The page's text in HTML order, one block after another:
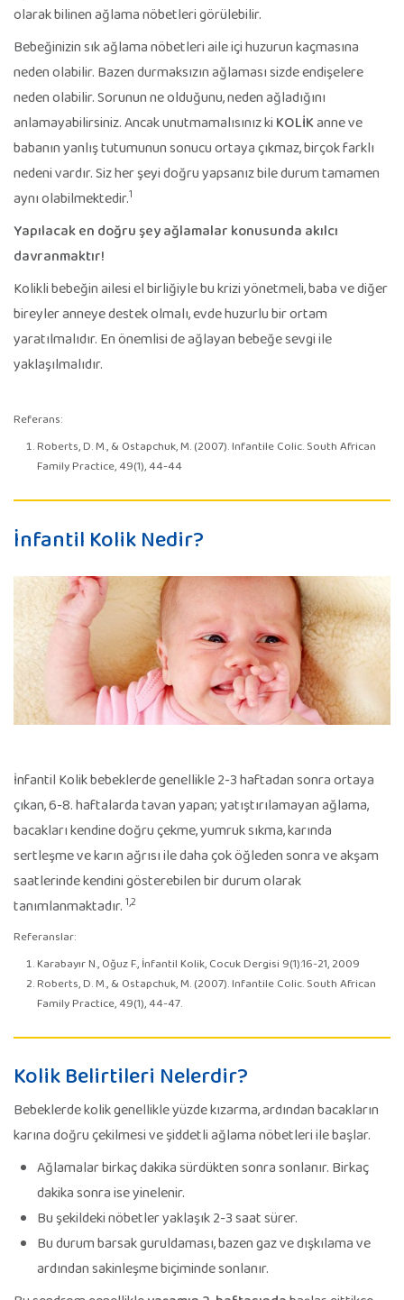
olarak bilinen ağlama nöbetleri görülebilir.
Bebeğinizin sık ağlama nöbetleri aile içi huzurun kaçmasına
neden olabilir. Bazen durmaksızın ağlaması sizde endişelere
neden olabilir. Sorunun ne olduğunu, neden ağladığını
anlamayabilirsiniz. Ancak unutmamalısınız ki KOLİKanne ve
babanın yanlış tutumunun sonucu ortaya çıkmaz, birçok farklı
nedeni vardır. Siz her şeyi doğru yapsanız bile durum tamamen
aynı olabilmektedir.1
Yapılacak en doğru şey ağlamalar konusunda akılcı
davranmaktır!
Kolikli bebeğin ailesi el birliğiyle bu krizi yönetmeli, baba ve diğer
bireyler anneye destek olmalı, evde huzurlu bir ortam
yaratılmalıdır. En önemlisi de ağlayan bebeğe sevgi ile
yaklaşılmalıdır.
Referans:
Roberts, D. M., & Ostapchuk, M. (2007). Infantile Colic. South African
Family Practice, 49(1), 44-44
İnfantil Kolik Nedir?
İnfantil Kolik bebeklerde genellikle 2-3 haftadan sonra ortaya
çıkan, 6-8. haftalarda tavan yapan; yatıştırılamayan ağlama,
bacakları kendine doğru çekme, yumruk sıkma, karında
sertleşme ve karın ağrısı ile daha çok öğleden sonra ve akşam
saatlerinde kendini gösterebilen bir durum olarak
tanımlanmaktadır. 1,2
Referanslar:
Karabayır N., Oğuz F., İnfantil Kolik, Cocuk Dergisi 9(1):16-21, 2009
Roberts, D. M., & Ostapchuk, M. (2007). Infantile Colic. South African
Family Practice, 49(1), 44-47.
Kolik Belirtileri Nelerdir?
Bebeklerde kolik genellikle yüzde kızarma, ardından bacakların
karına doğru çekilmesi ve şiddetli ağlama nöbetleri ile başlar.
Ağlamalar birkaç dakika sürdükten sonra sonlanır. Birkaç
dakika sonra ise yinelenir.
Bu şekildeki nöbetler yaklaşık 2-3 saat sürer.
Bu durum barsak guruldaması, bazen gaz ve dışkılama ve
ardından sakinleşme biçiminde sonlanır.